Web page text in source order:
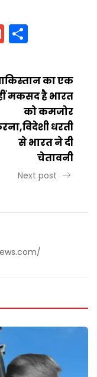
Gmail
का एक
मकसद है भारत
को कमजोर
धरती
से भारत ने दी
चेतावनी
Next post